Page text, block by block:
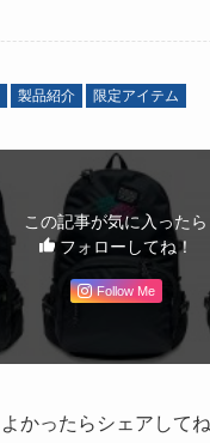
製品紹介 限定アイテム
この記事が気に入ったら
フォローしてね！
Follow Me
よかったらシェアしてね